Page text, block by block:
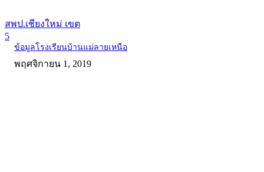
สพป.เชียงใหม่ เขต
5
ข้อมูลโรงเรียนบ้านแม่ลายเหนือ
พฤศจิกายน 1, 2019